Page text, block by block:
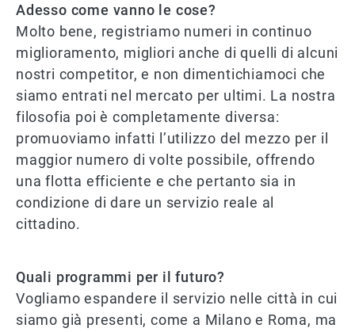
Adesso come vanno le cose?
Molto bene, registriamo numeri in continuo
miglioramento, migliori anche di quelli di alcuni
nostri competitor, e non dimentichiamoci che
siamo entrati nel mercato per ultimi. La nostra
filosofia poi è completamente diversa:
promuoviamo infatti l’utilizzo del mezzo per il
maggior numero di volte possibile, offrendo
una flotta efficiente e che pertanto sia in
condizione di dare un servizio reale al
cittadino.
Quali programmi per il futuro?
Vogliamo espandere il servizio nelle città in cui
siamo già presenti, come a Milano e Roma, ma